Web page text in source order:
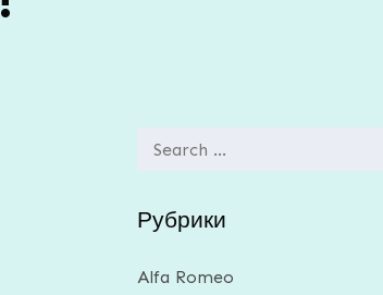
Search
Рубрики
Alfa Romeo